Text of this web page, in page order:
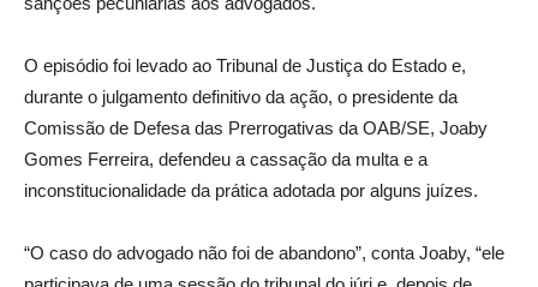
O episódio foi levado ao Tribunal de Justiça do Estado e,
durante o julgamento definitivo da ação, o presidente da
Comissão de Defesa das Prerrogativas da OAB/SE, Joaby
Gomes Ferreira, defendeu a cassação da multa e a
inconstitucionalidade da prática adotada por alguns juízes.
“O caso do advogado não foi de abandono”, conta Joaby, “ele